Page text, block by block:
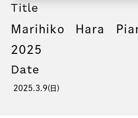
Title
Marihiko Hara
2025
Date
2025.3.9(日)